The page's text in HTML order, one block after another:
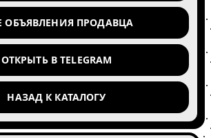
ОБЪЯВЛЕНИЯ ПРОДАВЦА
ОТКРЫТЬ В TELEGRAM
НАЗАД К КАТАЛОГУ